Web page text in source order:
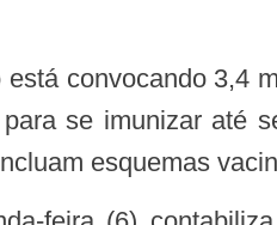
se imunizar até
esquemas